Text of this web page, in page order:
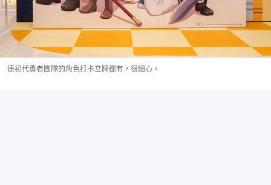
連初代勇者團隊的角色打卡立牌都有，很細心。